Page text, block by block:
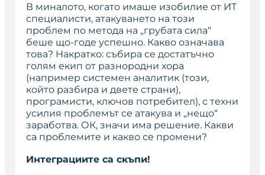
В миналото, когато имаше изобилие от ИТ
специалисти, атакуването на този
проблем по метода на „грубата сила“
беше що-годе успешно. Какво означава
това? Накратко: събира се достатъчно
голям екип от разнородни хора
(например системен аналитик (този,
който разбира и двете страни),
програмисти, ключов потребител), с техни
усилия проблемът се атакува и „нещо“
заработва. ОК, значи има решение. Какви
са проблемите и какво се промени?
Интеграциите са скъпи!